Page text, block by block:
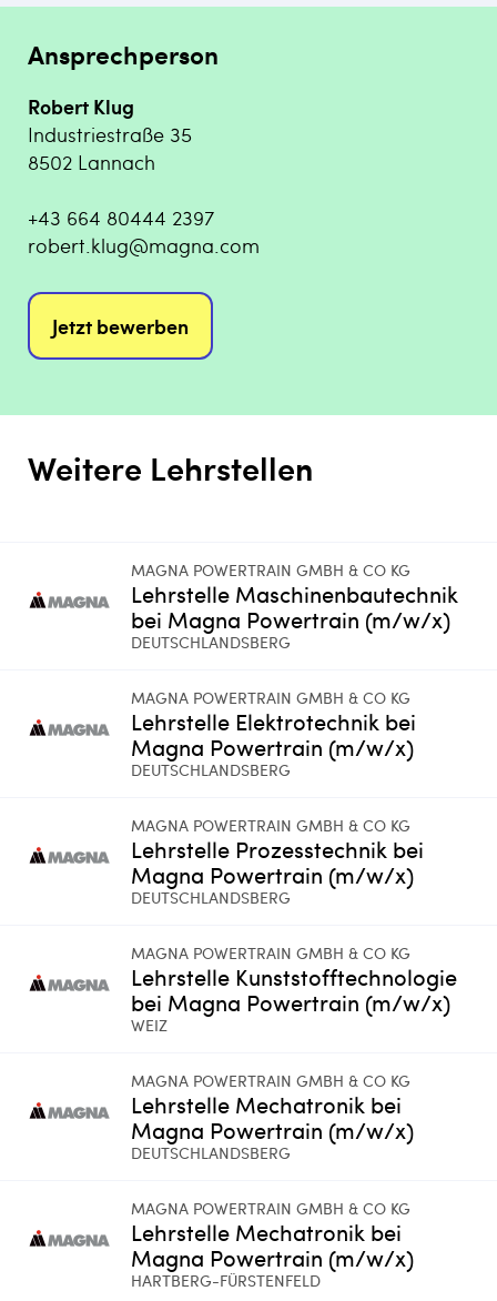
Ansprechperson
Robert Klug
Industriestraße 35
8502 Lannach
+43 664 80444 2397
robert.klug@magna.com
Jetzt bewerben
Weitere Lehrstellen
MAGNA POWERTRAIN GMBH & CO KG
Lehrstelle Maschinenbautechnik
bei Magna Powertrain (m/w/x)
DEUTSCHLANDSBERG
MAGNA POWERTRAIN GMBH & CO KG
Lehrstelle Elektrotechnik bei
Magna Powertrain (m/w/x)
DEUTSCHLANDSBERG
MAGNA POWERTRAIN GMBH & CO KG
Lehrstelle Prozesstechnik bei
Magna Powertrain (m/w/x)
DEUTSCHLANDSBERG
MAGNA POWERTRAIN GMBH & CO KG
Lehrstelle Kunststofftechnologie
bei Magna Powertrain (m/w/x)
WEIZ
MAGNA POWERTRAIN GMBH & CO KG
Lehrstelle Mechatronik bei
Magna Powertrain (m/w/x)
DEUTSCHLANDSBERG
MAGNA POWERTRAIN GMBH & CO KG
Lehrstelle Mechatronik bei
Magna Powertrain (m/w/x)
HARTBERG-FÜRSTENFELD